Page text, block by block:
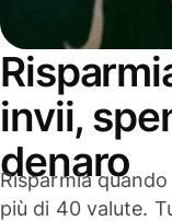
invii,
denaro
Risparmia
più di 40 valute.